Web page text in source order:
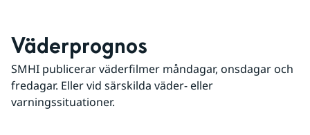
Väderprognos
SMHI publicerar väderfilmer måndagar, onsdagar och
fredagar. Eller vid särskilda väder- eller
varningssituationer.